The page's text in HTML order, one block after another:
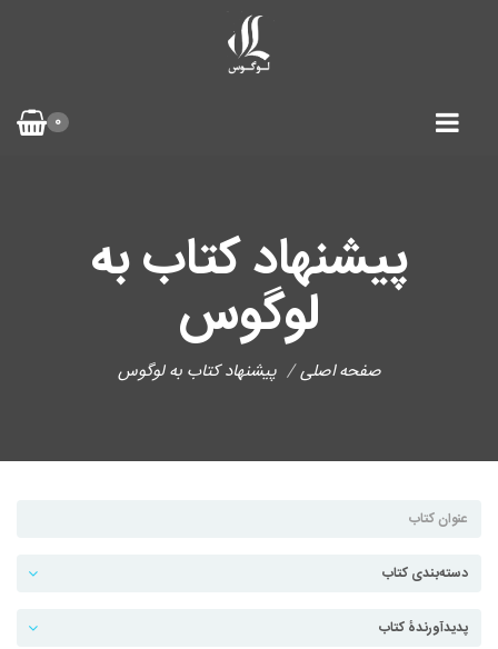
0
پیشنهاد کتاب به
لوگوس
صفحه اصلی پیشنهاد کتاب به لوگوس